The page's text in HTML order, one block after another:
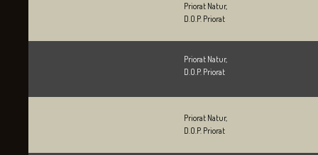
Priorat Natur,
D.O.P. Priorat
Priorat Natur,
D.O.P. Priorat
Priorat Natur,
D.O.P. Priorat